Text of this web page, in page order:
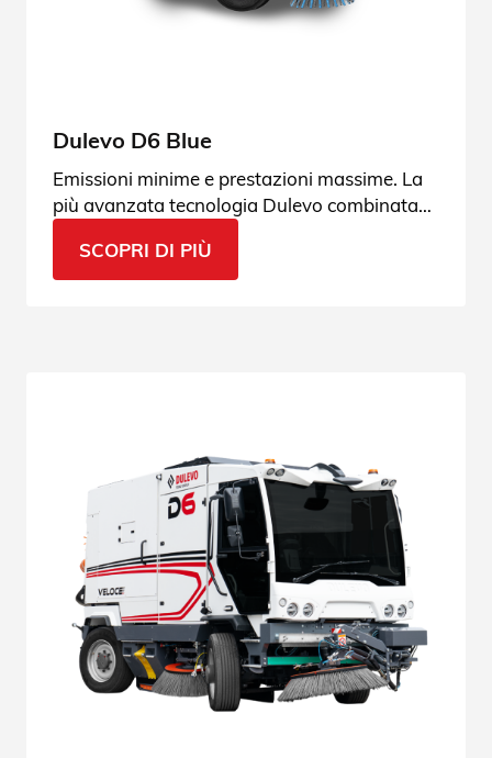
Dulevo D6 Blue
Emissioni minime e prestazioni massime. La
più avanzata tecnologia Dulevo combinata
esperienza di spazzamento.
SCOPRI DI PIÙ